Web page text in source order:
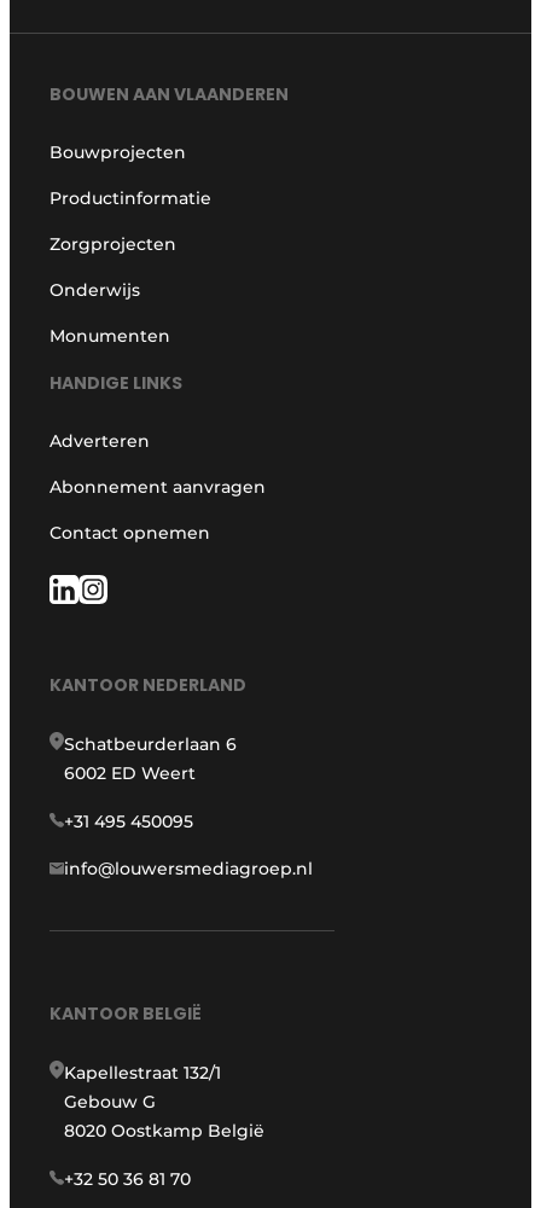
BOUWEN AAN VLAANDEREN
Bouwprojecten
Productinformatie
Zorgprojecten
Onderwijs
Monumenten
HANDIGE LINKS
Adverteren
Abonnement aanvragen
Contact opnemen
KANTOOR NEDERLAND
Schatbeurderlaan 6
6002 ED Weert
+31 495 450095
info@louwersmediagroep.nl
KANTOOR BELGIË
Kapellestraat 132/1
Gebouw G
8020 Oostkamp België
+32 50 36 81 70